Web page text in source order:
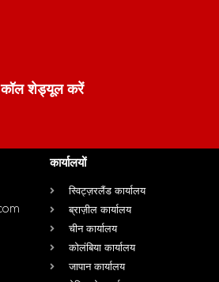
कॉल शेड्यूल करें
कार्यालयों
स्विट्ज़रलैंड कार्यालय
ब्राज़ील कार्यालय
चीन कार्यालय
कोलंबिया कार्यालय
जापान कार्यालय